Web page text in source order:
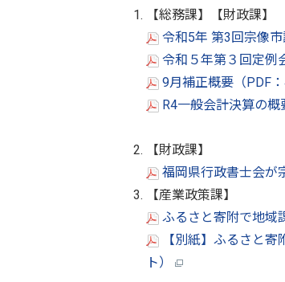
【総務課】【財政課】
令和5年 第3回宗像
令和５年第３回定例
9月補正概要（PDF
R4一般会計決算の概
【財政課】
福岡県行政書士会が
【産業政策課】
ふるさと寄附で地域
【別紙】ふるさと
ト）